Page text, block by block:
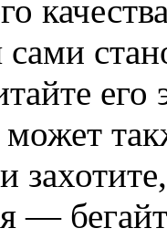
сами
—